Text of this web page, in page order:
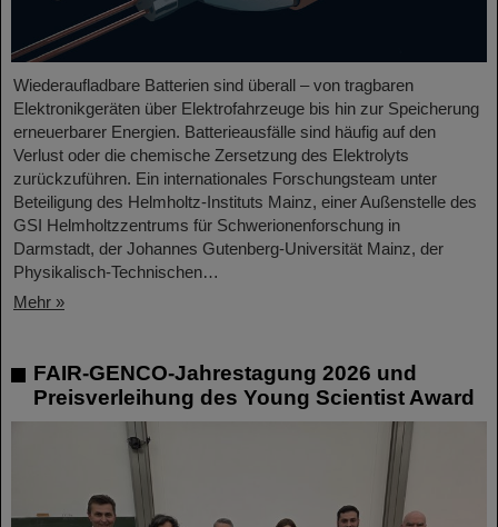
Wiederaufladbare Batterien sind überall – von tragbaren
Elektronikgeräten über Elektrofahrzeuge bis hin zur Speicherung
erneuerbarer Energien. Batterieausfälle sind häufig auf den
Verlust oder die chemische Zersetzung des Elektrolyts
zurückzuführen. Ein internationales Forschungsteam unter
Beteiligung des Helmholtz-Instituts Mainz, einer Außenstelle des
GSI Helmholtzzentrums für Schwerionenforschung in
Darmstadt, der Johannes Gutenberg-Universität Mainz, der
Physikalisch-Technischen…
Mehr »
FAIR-GENCO-Jahrestagung 2026 und
Preisverleihung des Young Scientist Award